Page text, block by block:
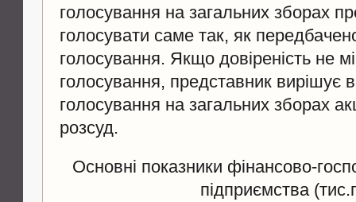
голосування на загальних зборах
голосувати саме так, як
голосування. Якщо довіреність не
голосування, представник вирішує
голосування на загальних зборах
розсуд.
Основнi показники фiнансово-
пiдприємства